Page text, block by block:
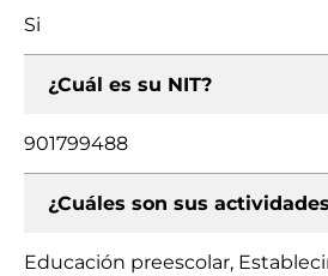
Si
¿Cuál es su NIT?
901799488
¿Cuáles son sus
Educación preescolar,